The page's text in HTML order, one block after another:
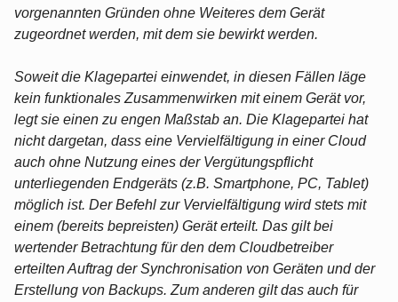
vorgenannten Gründen ohne Weiteres dem Gerät
zugeordnet werden, mit dem sie bewirkt werden.
Soweit die Klagepartei einwendet, in diesen Fällen läge
kein funktionales Zusammenwirken mit einem Gerät vor,
legt sie einen zu engen Maßstab an. Die Klagepartei hat
nicht dargetan, dass eine Vervielfältigung in einer Cloud
auch ohne Nutzung eines der Vergütungspflicht
unterliegenden Endgeräts (z.B. Smartphone, PC, Tablet)
möglich ist. Der Befehl zur Vervielfältigung wird stets mit
einem (bereits bepreisten) Gerät erteilt. Das gilt bei
wertender Betrachtung für den dem Cloudbetreiber
erteilten Auftrag der Synchronisation von Geräten und der
Erstellung von Backups. Zum anderen gilt das auch für